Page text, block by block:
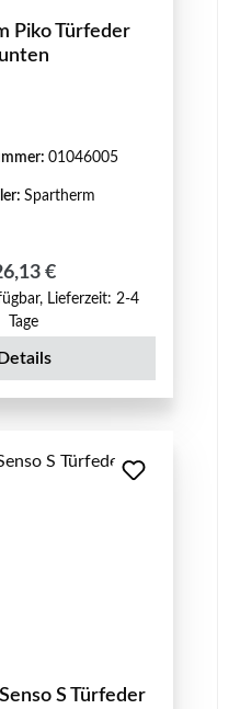
Piko Türfeder
unten
01046005
Spartherm
Preis:
€
Lieferzeit: 2-4
Tage
Details
S Türfeder